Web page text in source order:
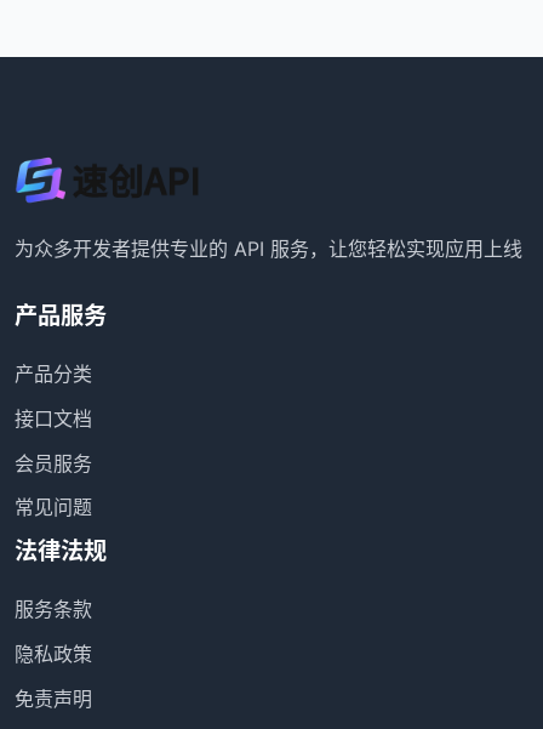
为众多开发者提供专业的 API 服务，让您轻松实现应用上线
产品服务
产品分类
接口文档
会员服务
常见问题
法律法规
服务条款
隐私政策
免责声明